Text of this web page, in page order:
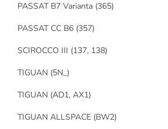
PASSAT B7 Varianta (365)
PASSAT CC B6 (357)
SCIROCCO III (137, 138)
TIGUAN (5N_)
TIGUAN (AD1, AX1)
TIGUAN ALLSPACE (BW2)